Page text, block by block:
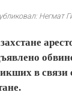
Негмат
в